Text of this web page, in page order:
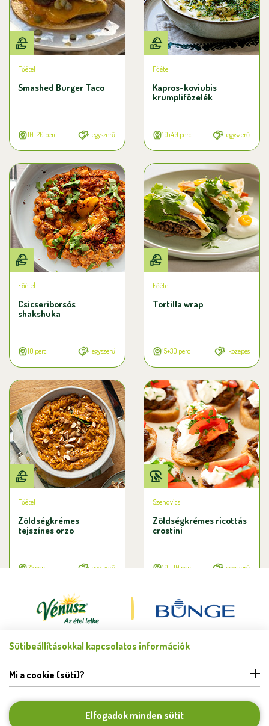
Sütibeállításokkal kapcsolatos információk
Mi a cookie (süti)?
Elfogadok minden sütit
Főétel
Smashed Burger Taco
10+20 perc egyszerű
Főétel
Kapros-koviubis
krumplifőzelék
10+40 perc egyszerű
Főétel
Csicseriborsós
shakshuka
10 perc egyszerű
Főétel
Tortilla wrap
15+30 perc közepes
Főétel
Zöldségkrémes
tejszínes orzo
25 perc egyszerű
Szendvics
Zöldségkrémes ricottás
crostini
10 + 10 perc egyszerű
Minden jog fenntartva © Bunge Zrt. 2026.
ADATKEZELÉSI TÁJÉKOZTATÓ
COOKIE BEÁLLÍTÁSOK